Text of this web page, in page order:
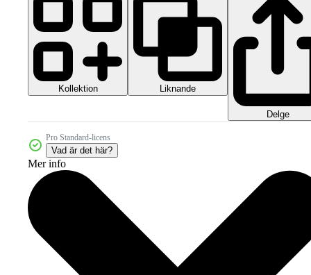
Kollektion Liknande
Delge
Pro Standard-licens
Vad är det här?
Mer info